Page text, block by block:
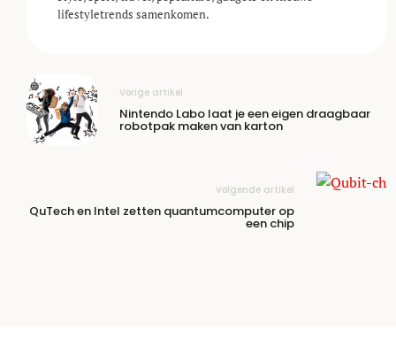
lifestyle­trends samenkomen.
Vorige artikel
Nintendo Labo laat je een eigen draagbaar
robotpak maken van karton
Volgende artikel
QuTech en Intel zetten quantumcomputer op
een chip